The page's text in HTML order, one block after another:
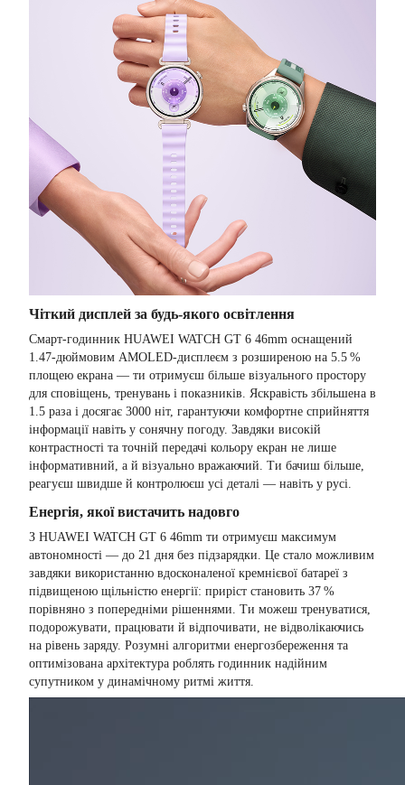
Чіткий дисплей за будь-якого освітлення
Смарт-годинник HUAWEI WATCH GT 6 46mm оснащений
1.47-дюймовим AMOLED-дисплеєм з розширеною на 5.5 %
площею екрана — ти отримуєш більше візуального простору
для сповіщень, тренувань і показників. Яскравість збільшена в
1.5 раза і досягає 3000 ніт, гарантуючи комфортне сприйняття
інформації навіть у сонячну погоду. Завдяки високій
контрастності та точній передачі кольору екран не лише
інформативний, а й візуально вражаючий. Ти бачиш більше,
реагуєш швидше й контролюєш усі деталі — навіть у русі.
Енергія, якої вистачить надовго
З HUAWEI WATCH GT 6 46mm ти отримуєш максимум
автономності — до 21 дня без підзарядки. Це стало можливим
завдяки використанню вдосконаленої кремнієвої батареї з
підвищеною щільністю енергії: приріст становить 37 %
порівняно з попередніми рішеннями. Ти можеш тренуватися,
подорожувати, працювати й відпочивати, не відволікаючись
на рівень заряду. Розумні алгоритми енергозбереження та
оптимізована архітектура роблять годинник надійним
супутником у динамічному ритмі життя.